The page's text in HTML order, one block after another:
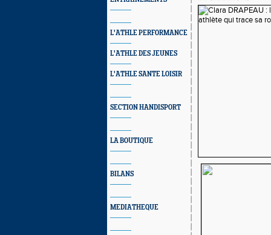
L'ATHLE PERFORMANCE
L'ATHLE DES JEUNES
L'ATHLE SANTE LOISIR
SECTION HANDISPORT
LA BOUTIQUE
BILANS
MEDIATHEQUE